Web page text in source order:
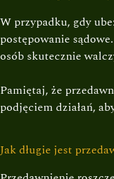
W przypadku, gdy
postępowanie
osób skutecznie
Pamiętaj, że
podjęciem działań,
Jak długie jest